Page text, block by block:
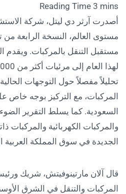
أصدرت آرثر دي ليتل، شركة
مستوى العالم، النسخة الرابعة من
مستقبل التنقل بالمركبات. ويقدم
تحليلاً مفصلاً حول التوجهات
المركبات، مع التركيز بوجه خاص
السعودية. كما يسلط التقرير
والمركبات الكهربائية والمركبات
الجديدة في سوق المملكة العربية
قال آلان مارتينوفيتش، شريك
المركبات والتنقل في الشرق